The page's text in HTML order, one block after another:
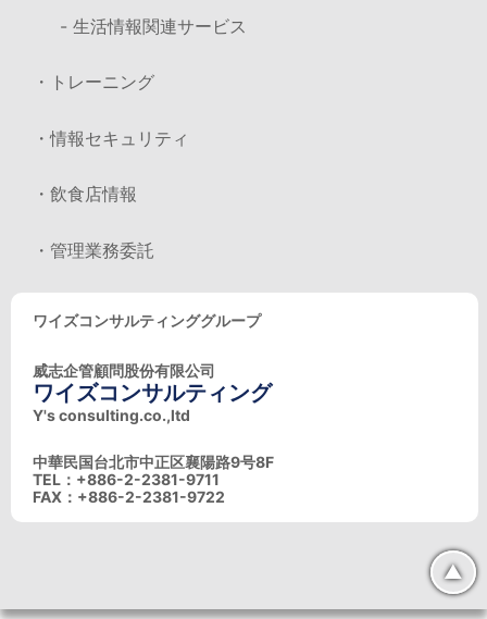
- 生活情報関連サービス
・トレーニング
・情報セキュリティ
・飲食店情報
・管理業務委託
ワイズコンサルティンググループ
威志企管顧問股份有限公司
ワイズコンサルティング
Y's consulting.co.,ltd
中華民国台北市中正区襄陽路9号8F
TEL：+886-2-2381-9711
FAX：+886-2-2381-9722
▲